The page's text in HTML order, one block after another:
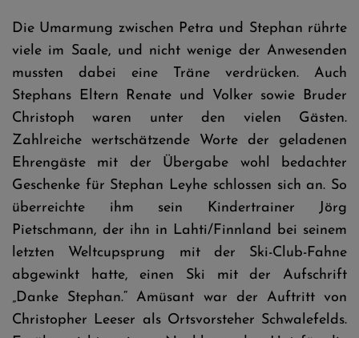
Die Umarmung zwischen Petra und Stephan rührte
viele im Saale, und nicht wenige der Anwesenden
mussten dabei eine Träne verdrücken. Auch
Stephans Eltern Renate und Volker sowie Bruder
Christoph waren unter den vielen Gästen.
Zahlreiche wertschätzende Worte der geladenen
Ehrengäste mit der Übergabe wohl bedachter
Geschenke für Stephan Leyhe schlossen sich an. So
überreichte ihm sein Kindertrainer Jörg
Pietschmann, der ihn in Lahti/Finnland bei seinem
letzten Weltcupsprung mit der Ski-Club-Fahne
abgewinkt hatte, einen Ski mit der Aufschrift
„Danke Stephan.“ Amüsant war der Auftritt von
Christopher Leeser als Ortsvorsteher Schwalefelds.